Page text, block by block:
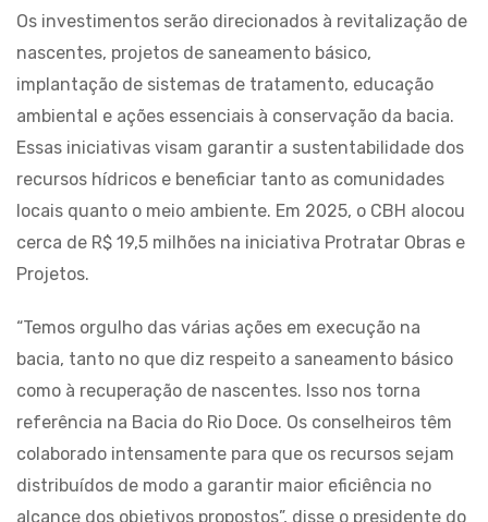
Os investimentos serão direcionados à revitalização de
nascentes, projetos de saneamento básico,
implantação de sistemas de tratamento, educação
ambiental e ações essenciais à conservação da bacia.
Essas iniciativas visam garantir a sustentabilidade dos
recursos hídricos e beneficiar tanto as comunidades
locais quanto o meio ambiente. Em 2025, o CBH alocou
cerca de R$ 19,5 milhões na iniciativa Protratar Obras e
Projetos.
“Temos orgulho das várias ações em execução na
bacia, tanto no que diz respeito a saneamento básico
como à recuperação de nascentes. Isso nos torna
referência na Bacia do Rio Doce. Os conselheiros têm
colaborado intensamente para que os recursos sejam
distribuídos de modo a garantir maior eficiência no
alcance dos objetivos propostos”, disse o presidente do